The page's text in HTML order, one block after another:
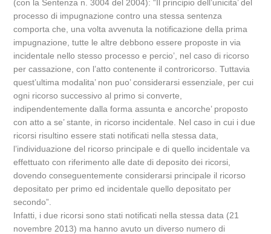
(con la Sentenza n. 3004 del 2004): “Il principio dell’unicita’ del
processo di impugnazione contro una stessa sentenza
comporta che, una volta avvenuta la notificazione della prima
impugnazione, tutte le altre debbono essere proposte in via
incidentale nello stesso processo e percio’, nel caso di ricorso
per cassazione, con l’atto contenente il controricorso. Tuttavia
quest’ultima modalita’ non puo’ considerarsi essenziale, per cui
ogni ricorso successivo al primo si converte,
indipendentemente dalla forma assunta e ancorche’ proposto
con atto a se’ stante, in ricorso incidentale. Nel caso in cui i due
ricorsi risultino essere stati notificati nella stessa data,
l’individuazione del ricorso principale e di quello incidentale va
effettuato con riferimento alle date di deposito dei ricorsi,
dovendo conseguentemente considerarsi principale il ricorso
depositato per primo ed incidentale quello depositato per
secondo”.
Infatti, i due ricorsi sono stati notificati nella stessa data (21
novembre 2013) ma hanno avuto un diverso numero di